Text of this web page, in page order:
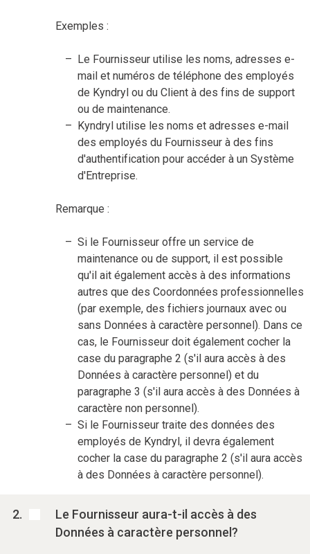
Exemples :
Le Fournisseur utilise les noms, adresses e-
mail et numéros de téléphone des employés
de Kyndryl ou du Client à des fins de support
ou de maintenance.
Kyndryl utilise les noms et adresses e-mail
des employés du Fournisseur à des fins
d'authentification pour accéder à un Système
d'Entreprise.
Remarque :
Si le Fournisseur offre un service de
maintenance ou de support, il est possible
qu'il ait également accès à des informations
autres que des Coordonnées professionnelles
(par exemple, des fichiers journaux avec ou
sans Données à caractère personnel). Dans ce
cas, le Fournisseur doit également cocher la
case du paragraphe 2 (s'il aura accès à des
Données à caractère personnel) et du
paragraphe 3 (s'il aura accès à des Données à
caractère non personnel).
Si le Fournisseur traite des données des
employés de Kyndryl, il devra également
cocher la case du paragraphe 2 (s'il aura accès
à des Données à caractère personnel).
Le Fournisseur aura-t-il accès à des
Données à caractère personnel?